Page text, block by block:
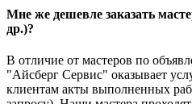
Мне же дешевле заказать
др.)?
В отличие от мастеров по
"Айсберг Сервис" оказывает
клиентам акты выполненных